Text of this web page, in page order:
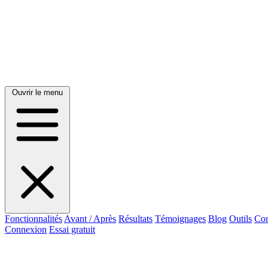
Ouvrir le menu
Fonctionnalités Avant / Après Résultats Témoignages Blog Outils
Connexion Essai gratuit